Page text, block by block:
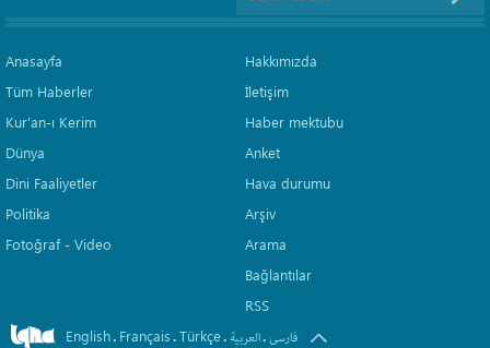
Anasayfa
Tüm Haberler
Kur'an-ı Kerim
Dünya
Dini Faaliyetler
Politika
Fotoğraf - Video
Hakkımızda
İletişim
Haber mektubu
Anket
Hava durumu
Arşiv
Arama
Bağlantılar
RSS
English. Français.Türkçe. العربیة.فارسی